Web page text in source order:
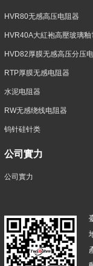
HVR80无感高压电阻器
HVR40A大紅袍高壓玻璃釉
HVD82厚膜无感高压分压
RTP厚膜无感电阻器
水泥电阻器
RW无感绕线电阻器
钨针硅针类
公司實力
公司實力